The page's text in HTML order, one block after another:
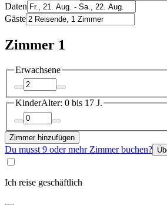
Daten
Gäste
Zimmer 1
Erwachsene
KinderAlter: 0 bis 17 J.
Zimmer hinzufügen
Du musst 9 oder mehr Zimmer buchen?
Ich reise geschäftlich